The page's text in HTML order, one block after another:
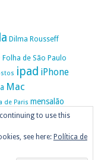
Dilma Rousseff
Folha de São Paulo
ipad iPhone
Mac
de Paris mensalão
OiOsloPolítica
to use this
see here: Política de